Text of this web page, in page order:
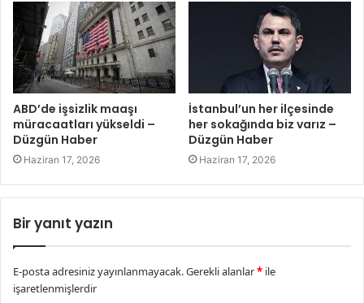
ABD’de işsizlik maaşı
müracaatları yükseldi –
Düzgün Haber
Haziran 17, 2026
İstanbul’un her ilçesinde
her sokağında biz varız –
Düzgün Haber
Haziran 17, 2026
Bir yanıt yazın
E-posta adresiniz yayınlanmayacak.Gerekli alanlar* ile
işaretlenmişlerdir